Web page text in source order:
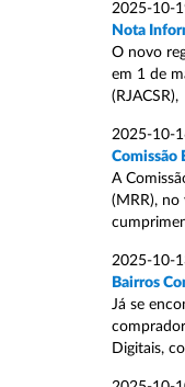
2025-10-
Nota
O novo
em 1 de
(RJACSR),
2025-10-
Comissão
A
(MRR), no
2025-10-
Bairros
Já se
Digitais,